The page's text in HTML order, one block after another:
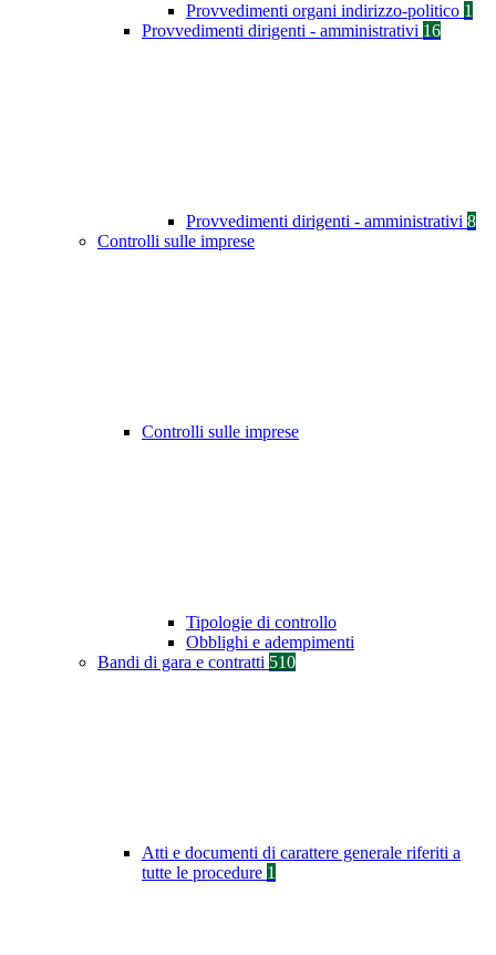
Provvedimenti organi indirizzo-politico 1
Provvedimenti dirigenti - amministrativi 16
Provvedimenti dirigenti - amministrativi 8
Controlli sulle imprese
Controlli sulle imprese
Tipologie di controllo
Obblighi e adempimenti
Bandi di gara e contratti 510
Atti e documenti di carattere generale riferiti a
tutte le procedure 1